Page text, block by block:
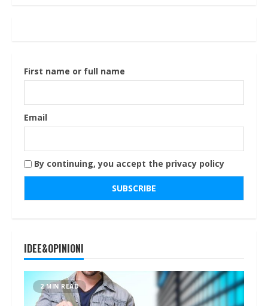
First name or full name
Email
By continuing, you accept the privacy policy
IDEE&OPINIONI
2 MIN READ